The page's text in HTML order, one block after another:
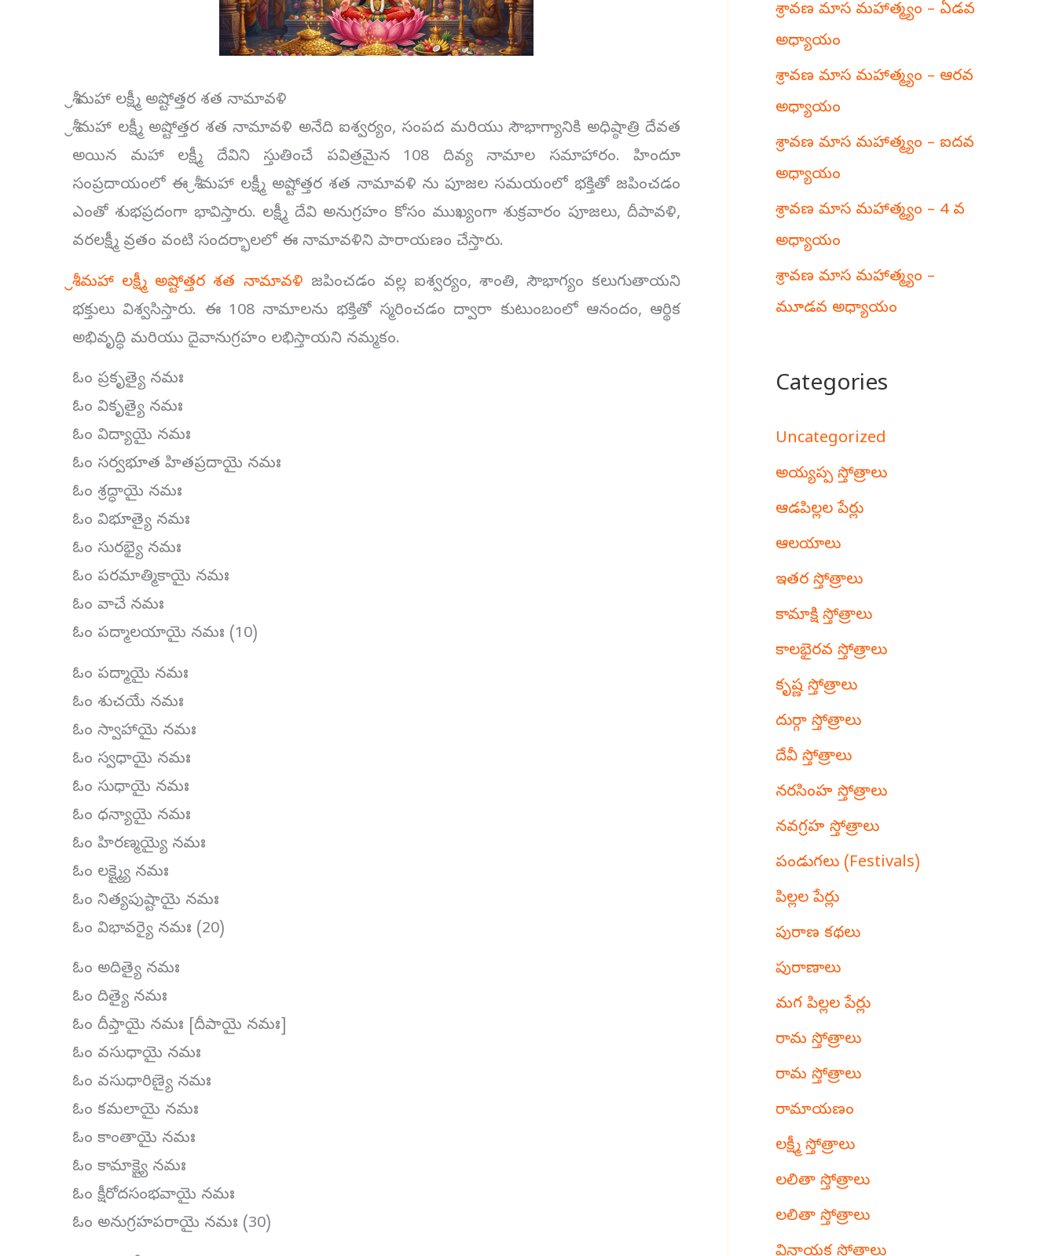
శ్రీ మహా లక్ష్మీ అష్టోత్తర శత నామావళి
శ్రీ మహా లక్ష్మీ అష్టోత్తర శత నామావళి అనేది ఐశ్వర్యం, సంపద మరియు సౌభాగ్యానికి అధిష్ఠాత్రి దేవత
అయిన మహా లక్ష్మీ దేవిని స్తుతించే పవిత్రమైన 108 దివ్య నామాల సమాహారం. హిందూ
సంప్రదాయంలో ఈ శ్రీ మహా లక్ష్మీ అష్టోత్తర శత నామావళి ను పూజల సమయంలో భక్తితో జపించడం
ఎంతో శుభప్రదంగా భావిస్తారు. లక్ష్మీ దేవి అనుగ్రహం కోసం ముఖ్యంగా శుక్రవారం పూజలు, దీపావళి,
వరలక్ష్మీ వ్రతం వంటి సందర్భాలలో ఈ నామావళిని పారాయణం చేస్తారు.
శ్రీ మహా లక్ష్మీ అష్టోత్తర శత నామావళి జపించడం వల్ల ఐశ్వర్యం, శాంతి, సౌభాగ్యం కలుగుతాయని
భక్తులు విశ్వసిస్తారు. ఈ 108 నామాలను భక్తితో స్మరించడం ద్వారా కుటుంబంలో ఆనందం, ఆర్థిక
అభివృద్ధి మరియు దైవానుగ్రహం లభిస్తాయని నమ్మకం.
ఓం ప్రకృత్యై నమః
ఓం వికృత్యై నమః
ఓం విద్యాయై నమః
ఓం సర్వభూత హితప్రదాయై నమః
ఓం శ్రద్ధాయై నమః
ఓం విభూత్యై నమః
ఓం సురభ్యై నమః
ఓం పరమాత్మికాయై నమః
ఓం వాచే నమః
ఓం పద్మాలయాయై నమః (10)
ఓం పద్మాయై నమః
ఓం శుచయే నమః
ఓం స్వాహాయై నమః
ఓం స్వధాయై నమః
ఓం సుధాయై నమః
ఓం ధన్యాయై నమః
ఓం హిరణ్మయ్యై నమః
ఓం లక్ష్మ్యై నమః
ఓం నిత్యపుష్టాయై నమః
ఓం విభావర్యై నమః (20)
ఓం అదిత్యై నమః
ఓం దిత్యై నమః
ఓం దీప్తాయై నమః [దీపాయై నమః]
ఓం వసుధాయై నమః
ఓం వసుధారిణ్యై నమః
ఓం కమలాయై నమః
ఓం కాంతాయై నమః
ఓం కామాక్ష్యై నమః
ఓం క్షీరోదసంభవాయై నమః
ఓం అనుగ్రహపరాయై నమః (30)
శ్రావణ మాస మహాత్మ్యం – ఏడవ
అధ్యాయం
శ్రావణ మాస మహాత్మ్యం – ఆరవ
అధ్యాయం
శ్రావణ మాస మహాత్మ్యం – ఐదవ
అధ్యాయం
శ్రావణ మాస మహాత్మ్యం – 4 వ
అధ్యాయం
శ్రావణ మాస మహాత్మ్యం –
మూడవ అధ్యాయం
Categories
Uncategorized
అయ్యప్ప స్తోత్రాలు
ఆడపిల్లల పేర్లు
ఆలయాలు
ఇతర స్తోత్రాలు
కామాక్షి స్తోత్రాలు
కాలభైరవ స్తోత్రాలు
కృష్ణ స్తోత్రాలు
దుర్గా స్తోత్రాలు
దేవీ స్తోత్రాలు
నరసింహ స్తోత్రాలు
నవగ్రహ స్తోత్రాలు
పండుగలు (Festivals)
పిల్లల పేర్లు
పురాణ కథలు
పురాణాలు
మగ పిల్లల పేర్లు
రామ స్తోత్రాలు
రామ స్తోత్రాలు
రామాయణం
లక్ష్మీ స్తోత్రాలు
లలితా స్తోత్రాలు
లలితా స్తోత్రాలు